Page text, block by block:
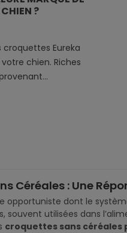
?
croquettes Eureka
chien. Riches
Céréales : Une
opportuniste dont le
souvent utilisées dans
croquettes sans céréales